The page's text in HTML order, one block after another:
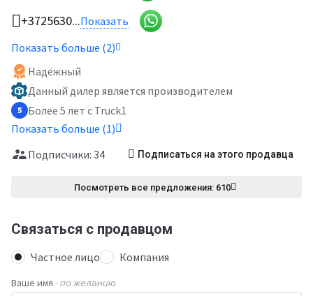
+3725630...Показать
Показать больше (2)
Надёжный
Данный дилер является производителем
5
Более 5 лет с Truck1
Показать больше (1)
Подписчики: 34
Подписаться на этого продавца
Посмотреть все предложения: 610
Связаться с продавцом
Частное лицо Компания
Ваше имя - по желанию